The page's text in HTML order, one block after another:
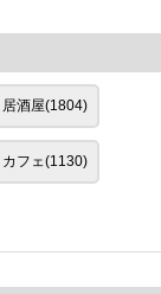
居酒屋(1804)
カフェ(1130)